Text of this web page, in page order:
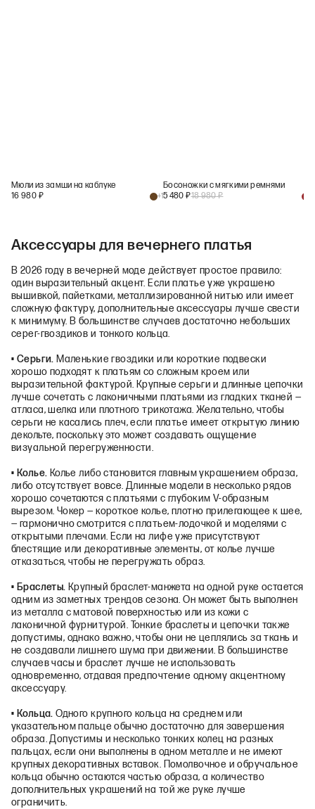
Мюли из замши на каблуке
16 980 ₽ +1
Босоножки с мягкими ремнями
5 480 ₽18 980₽
Аксессуары для вечернего платья
В 2026 году в вечерней моде действует простое правило:
один выразительный акцент. Если платье уже украшено
вышивкой, пайетками, металлизированной нитью или имеет
сложную фактуру, дополнительные аксессуары лучше свести
к минимуму. В большинстве случаев достаточно небольших
серег-гвоздиков и тонкого кольца.
• Серьги. Маленькие гвоздики или короткие подвески
хорошо подходят к платьям со сложным кроем или
выразительной фактурой. Крупные серьги и длинные цепочки
лучше сочетать с лаконичными платьями из гладких тканей —
атласа, шелка или плотного трикотажа. Желательно, чтобы
серьги не касались плеч, если платье имеет открытую линию
декольте, поскольку это может создавать ощущение
визуальной перегруженности.
• Колье. Колье либо становится главным украшением образа,
либо отсутствует вовсе. Длинные модели в несколько рядов
хорошо сочетаются с платьями с глубоким V-образным
вырезом. Чокер — короткое колье, плотно прилегающее к шее,
— гармонично смотрится с платьем-лодочкой и моделями с
открытыми плечами. Если на лифе уже присутствуют
блестящие или декоративные элементы, от колье лучше
отказаться, чтобы не перегружать образ.
• Браслеты.Крупный браслет-манжета на одной руке остается
одним из заметных трендов сезона. Он может быть выполнен
из металла с матовой поверхностью или из кожи с
лаконичной фурнитурой. Тонкие браслеты и цепочки также
допустимы, однако важно, чтобы они не цеплялись за ткань и
не создавали лишнего шума при движении. В большинстве
случаев часы и браслет лучше не использовать
одновременно, отдавая предпочтение одному акцентному
аксессуару.
• Кольца.Одного крупного кольца на среднем или
указательном пальце обычно достаточно для завершения
образа. Допустимы и несколько тонких колец на разных
пальцах, если они выполнены в одном металле и не имеют
крупных декоративных вставок. Помолвочное и обручальное
кольца обычно остаются частью образа, а количество
дополнительных украшений на той же руке лучше
ограничить.